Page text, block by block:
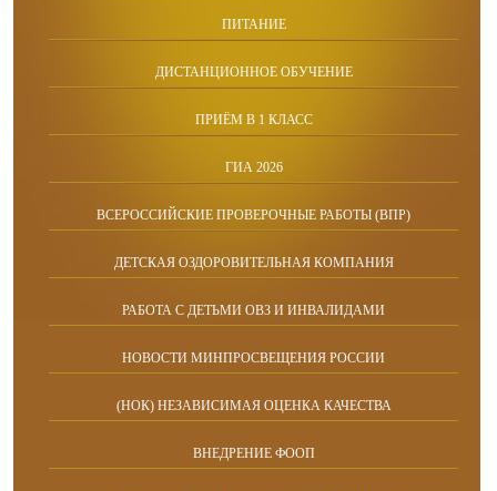
ПИТАНИЕ
ДИСТАНЦИОННОЕ ОБУЧЕНИЕ
ПРИЁМ В 1 КЛАСС
ГИА 2026
ВСЕРОССИЙСКИЕ ПРОВЕРОЧНЫЕ РАБОТЫ (ВПР)
ДЕТСКАЯ ОЗДОРОВИТЕЛЬНАЯ КОМПАНИЯ
РАБОТА С ДЕТЬМИ ОВЗ И ИНВАЛИДАМИ
НОВОСТИ МИНПРОСВЕЩЕНИЯ РОССИИ
(НОК) НЕЗАВИСИМАЯ ОЦЕНКА КАЧЕСТВА
ВНЕДРЕНИЕ ФООП